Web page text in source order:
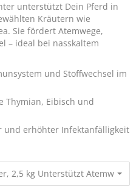
unterstützt Dein Pferd in
Kräutern wie
Sie fördert Atemwege,
– ideal bei nasskaltem
und Stoffwechsel im
Thymian, Eibisch und
und erhöhter Infektanfälligkeit
2,5 kg Unterstützt Atemwege